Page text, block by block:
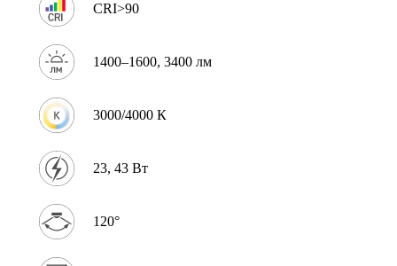
CRI>90
1400–1600, 3400 лм
3000/4000 К
23, 43 Вт
120°